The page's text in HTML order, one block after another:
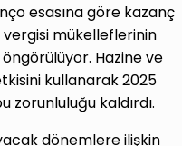
esasına göre kazanç
mükelleflerinin
Hazine ve
kullanarak 2025
zorunluluğu kaldırdı.
dönemlere ilişkin